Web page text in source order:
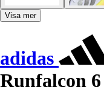
Visa mer
adidas
Runfalcon 6